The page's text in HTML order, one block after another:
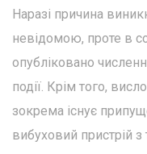
Наразі причина
невідомою, проте в
опубліковано
події. Крім того,
зокрема існує
вибуховий пристрій